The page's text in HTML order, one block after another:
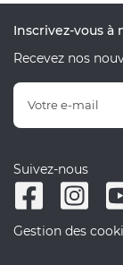
Inscrivez-vous
Recevez nos
Suivez-nous
Gestion des